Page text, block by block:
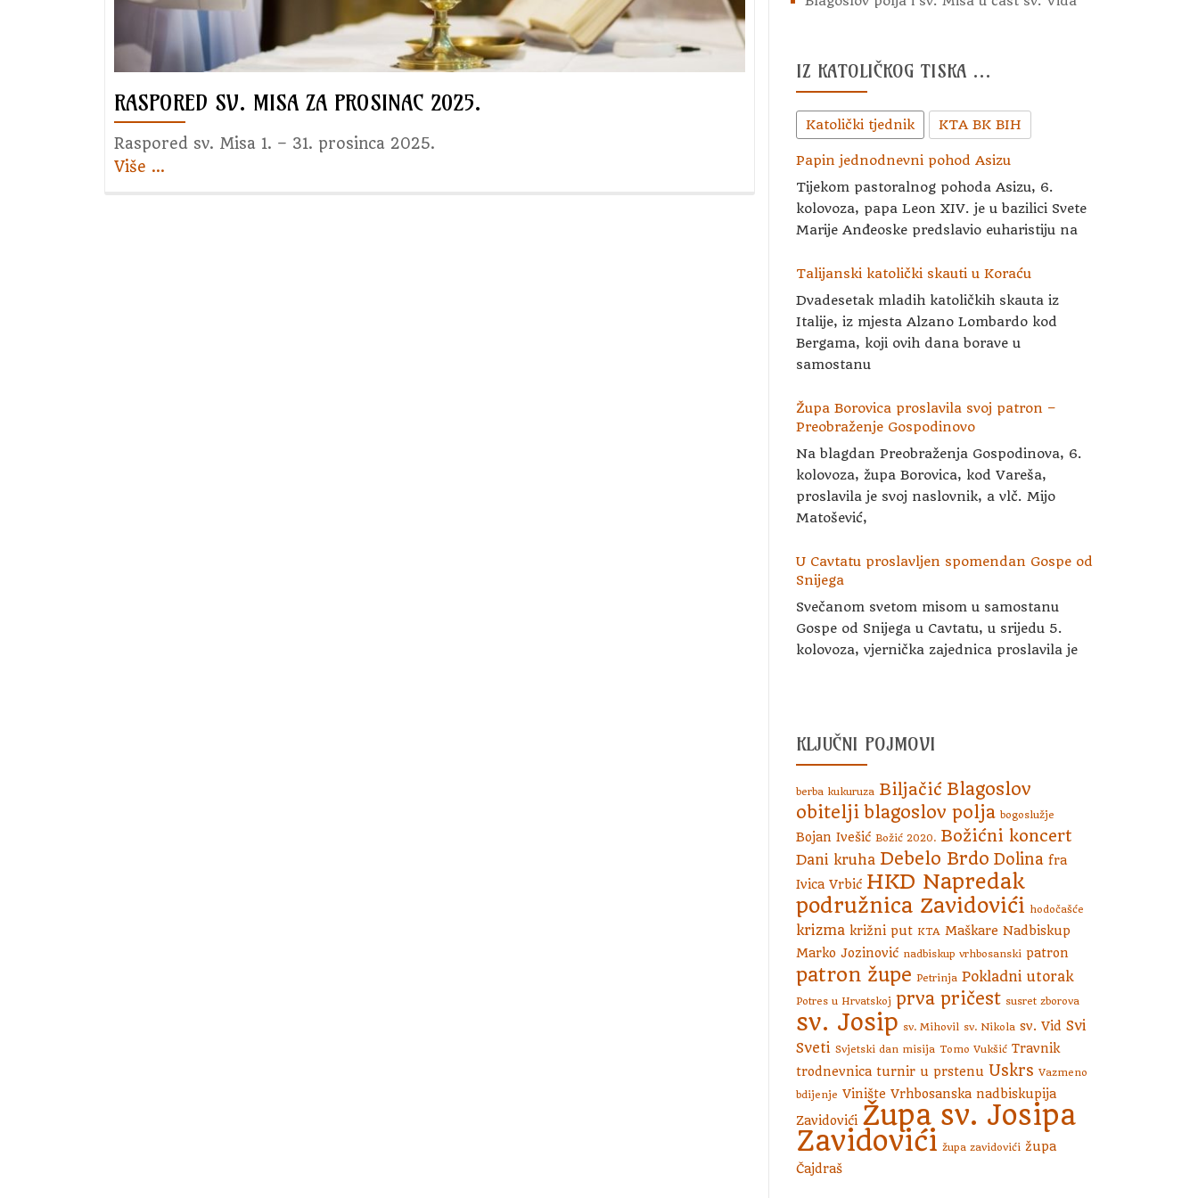
RASPORED SV. MISA ZA PROSINAC 2025.
Raspored sv. Misa 1. – 31. prosinca 2025.
Više about
…
IZ KATOLIČKOG TISKA …
Katolički tjednik KTA BK BIH
Papin jednodnevni pohod Asizu
Tijekom pastoralnog pohoda Asizu, 6.
kolovoza, papa Leon XIV. je u bazilici Svete
Marije Anđeoske predslavio euharistiju na
Talijanski katolički skauti u Koraću
Dvadesetak mladih katoličkih skauta iz
Italije, iz mjesta Alzano Lombardo kod
Bergama, koji ovih dana borave u
samostanu
Župa Borovica proslavila svoj patron –
Preobraženje Gospodinovo
Na blagdan Preobraženja Gospodinova, 6.
kolovoza, župa Borovica, kod Vareša,
proslavila je svoj naslovnik, a vlč. Mijo
Matošević,
U Cavtatu proslavljen spomendan Gospe od
Snijega
Svečanom svetom misom u samostanu
Gospe od Snijega u Cavtatu, u srijedu 5.
kolovoza, vjernička zajednica proslavila je
KLJUČNI POJMOVI
berba kukuruza Biljačić Blagoslov
obitelji blagoslov polja bogoslužje
Bojan Ivešić Božić 2020. Božićni koncert
Dani kruha Debelo Brdo Dolina fra
Ivica Vrbić HKD Napredak
podružnica Zavidovići hodočašće
krizma križni put KTA Maškare Nadbiskup
Marko Jozinović nadbiskup vrhbosanski patron
patron župe Petrinja Pokladni utorak
Potres u Hrvatskoj prva pričest susret zborova
sv. Josip sv. Mihovil sv. Nikola sv. Vid Svi
Sveti Svjetski dan misija Tomo Vukšić Travnik
trodnevnica turnir u prstenu Uskrs Vazmeno
bdijenje Vinište Vrhbosanska nadbiskupija
Zavidovići Župa sv. Josipa
Zavidovići župa zavidovići župa
Čajdraš